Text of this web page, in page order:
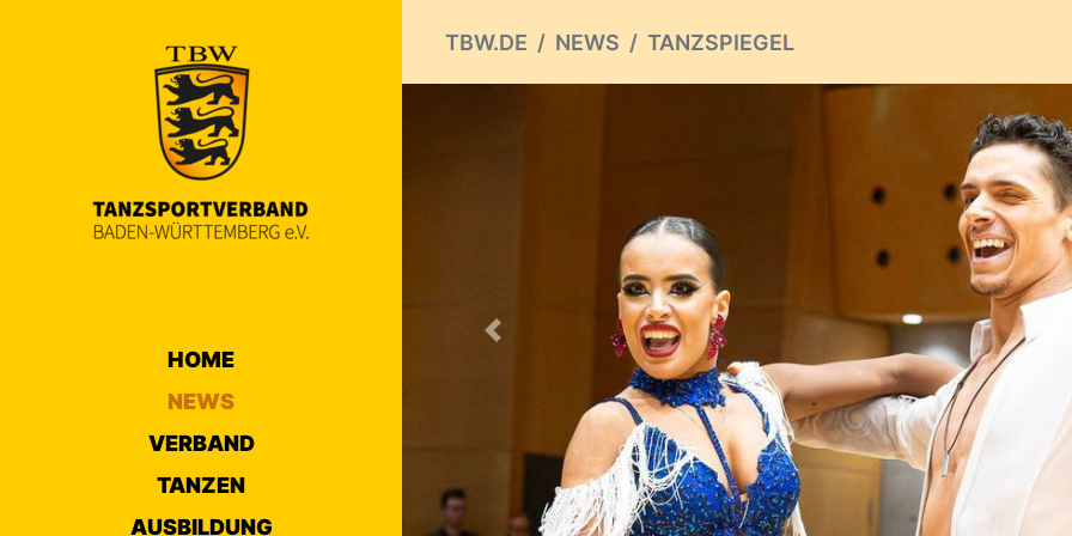
HOME
NEWS
VERBAND
TANZEN
AUSBILDUNG
TBW.DE NEWS TANZSPIEGEL
Previous